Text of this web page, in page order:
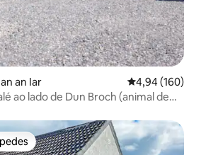
an Iar 4,94 de uma
4,94 (160)
ao lado de Dun Broch (animal de
dos hóspedes